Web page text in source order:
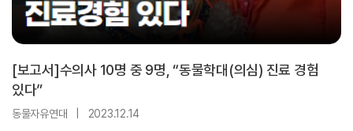
[보고서]수의사 10명 중 9명, “동물학대(의심) 진료 경험
있다”
동물자유연대 2023.12.14